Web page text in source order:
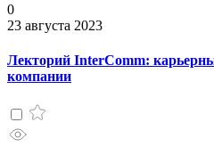
0
23 августа 2023
Лекторий InterComm:
компании